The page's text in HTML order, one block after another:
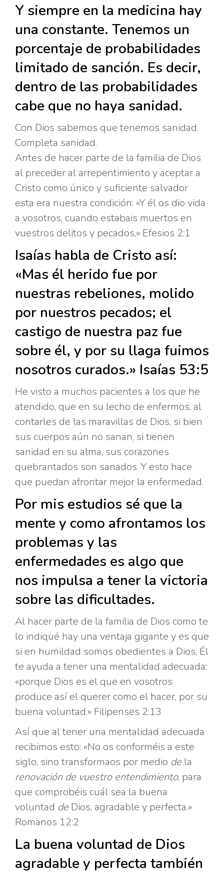
Y siempre en la medicina hay
una constante. Tenemos un
porcentaje de probabilidades
limitado de sanción. Es decir,
dentro de las probabilidades
cabe que no haya sanidad.
Con Dios sabemos que tenemos sanidad.
Completa sanidad.
Antes de hacer parte de la familia de Dios
al preceder al arrepentimiento y aceptar a
Cristo como único y suficiente salvador
esta era nuestra condición: «Y él os dio vida
a vosotros, cuando estabais muertos en
vuestros delitos y pecados,» Efesios 2:1
Isaías habla de Cristo así:
«Mas él herido fue por
nuestras rebeliones, molido
por nuestros pecados; el
castigo de nuestra paz fue
sobre él, y por su llaga fuimos
nosotros curados.» Isaías 53:5
He visto a muchos pacientes a los que he
atendido, que en su lecho de enfermos, al
contarles de las maravillas de Dios, si bien
sus cuerpos aún no sanan, si tienen
sanidad en su alma, sus corazones
quebrantados son sanados. Y esto hace
que puedan afrontar mejor la enfermedad.
Por mis estudios sé que la
mente y como afrontamos los
problemas y las
enfermedades es algo que
nos impulsa a tener la victoria
sobre las dificultades.
Al hacer parte de la familia de Dios como te
lo indiqué hay una ventaja gigante y es que
si en humildad somos obedientes a Dios, Él
te ayuda a tener una mentalidad adecuada:
«porque Dios es el que en vosotros
produce así el querer como el hacer, por su
buena voluntad.» Filipenses 2:13
Así que al tener una mentalidad adecuada
recibimos esto: «No os conforméis a este
siglo, sino transformaos por medio de la
renovación de vuestro entendimiento, para
que comprobéis cuál sea la buena
voluntad de Dios, agradable y perfecta.»
Romanos 12:2
La buena voluntad de Dios
agradable y perfecta también